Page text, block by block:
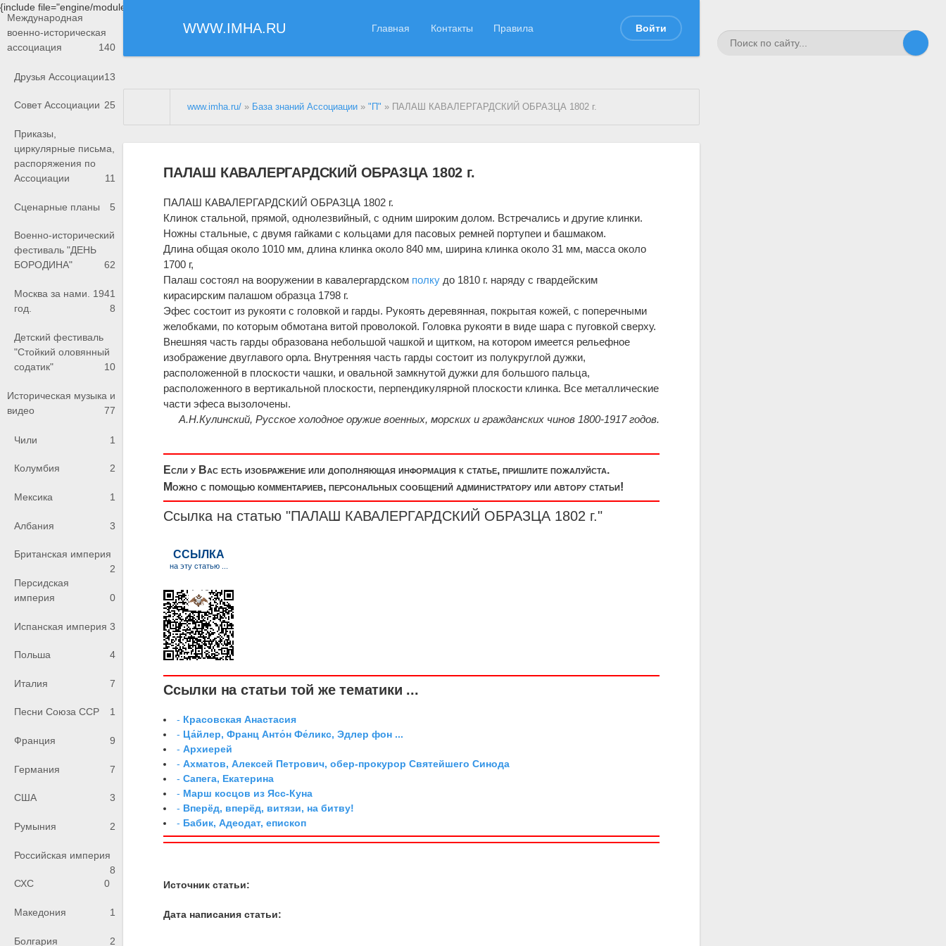
{include file="engine/modules/saperu/head.php"}
WWW.IMHA.RU Главная Контакты Правила Войти
Международная
военно-историческая
ассоциация
140
Друзья Ассоциации13
Совет Ассоциации 25
Приказы,
циркулярные письма,
распоряжения по
Ассоциации
11
Сценарные планы 5
Военно-исторический
фестиваль "ДЕНЬ
БОРОДИНА"
62
Москва за нами. 1941
год.
8
Детский фестиваль
"Стойкий оловянный
содатик"
10
Историческая музыка и
видео
77
Чили 1
Колумбия 2
Мексика 1
Албания 3
Британская империя
2
Персидская
империя
0
Испанская империя 3
Польша 4
Италия 7
Песни Союза ССР 1
Франция 9
Германия 7
США 3
Румыния 2
Российская империя
8
СХС
0
Македония 1
Болгария 2
www.imha.ru/ » База знаний Ассоциации »"П" » ПАЛАШ КАВАЛЕРГАРДСКИЙ ОБРАЗЦА 1802 г.
ПАЛАШ КАВАЛЕРГАРДСКИЙ ОБРАЗЦА 1802 г.
ПАЛАШ КАВАЛЕРГАРДСКИЙ ОБРАЗЦА 1802 г.
Клинок стальной, прямой, однолезвийный, с одним широким до­лом. Встречались и другие клинки.
Ножны стальные, с двумя гайками с кольцами для пасовых ремней портупеи и башмаком.
Длина общая около 1010 мм, длина клинка около 840 мм, ширина клинка около 31 мм, масса около
1700 г,
Палаш состоял на вооружении в кавалергардском полку до 1810 г. наряду с гвардейским
кирасирским палашом образца 1798 г.
Эфес состоит из рукояти с головкой и гарды. Рукоять деревянная, покрытая кожей, с поперечными
желобками, по которым обмотана витой проволокой. Головка рукояти в виде шара с пуговкой сверху.
Внешняя часть гарды образована небольшой чашкой и щитком, на котором имеется рельефное
изображение двуглавого орла. Внутрен­няя часть гарды состоит из полукруглой дужки,
расположенной в плоскости чашки, и овальной замкнутой дужки для большого паль­ца,
расположенного в вертикальной плоскости, перпендикулярной плоскости клинка. Все металлические
части эфеса вызолочены.
А.Н.Кулинский, Русское холодное оружие военных, морских и гражданских чинов 1800-1917 годов.
Если у Вас есть изображение или дополняющая информация к статье, пришлите пожалуйста.
Можно с помощью комментариев, персональных сообщений администратору или автору статьи!
Ссылка на статью "ПАЛАШ КАВАЛЕРГАРДСКИЙ ОБРАЗЦА 1802 г."
Ссылки на статьи той же тематики ...
- Красовская Анастасия
- Ца́йлер, Франц Анто́н Фе́ликс, Эдлер фон ...
-Архиерей
-Ахматов, Алексей Петрович, обер-прокурор Святейшего Синода
-Сапега, Екатерина
- Марш косцов из Ясс-Куна
- Вперёд, вперёд, витязи, на битву!
- Бабик, Адеодат, епископ
Источник статьи:
Дата написания статьи: